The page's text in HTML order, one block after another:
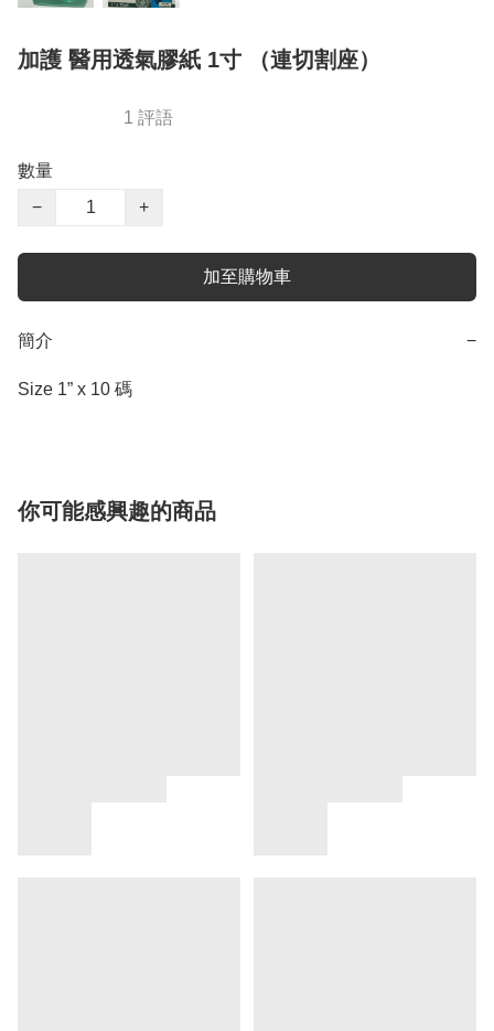
加護 醫用透氣膠紙 1寸 （連切割座）
1 評語
數量
−
+
加至購物車
簡介 −
Size 1” x 10 碼
你可能感興趣的商品